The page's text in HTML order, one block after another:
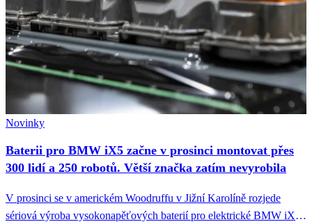
Novinky
Baterii pro BMW iX5 začne v prosinci montovat přes
300 lidí a 250 robotů. Větší značka zatím nevyrobila
V prosinci se v americkém Woodruffu v Jižní Karolíně rozjede
sériová výroba vysokonapěťových baterií pro elektrické BMW iX5.